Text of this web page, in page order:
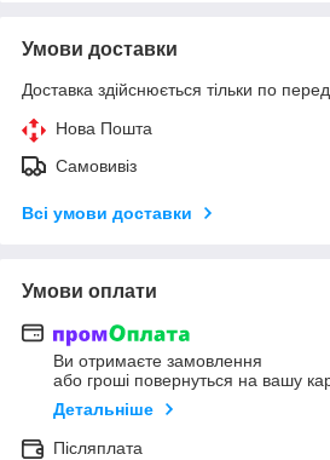
Умови доставки
Доставка здійснюється тільки по
Нова Пошта
Самовивіз
Всі умови доставки
Умови оплати
Ви отримаєте замовлення
або гроші повернуться на вашу
Детальніше
Післяплата